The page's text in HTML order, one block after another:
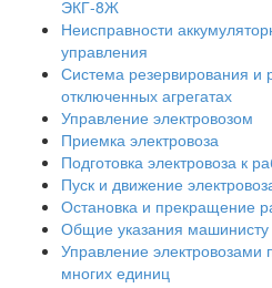
ЭКГ-8Ж
Неисправности
управления
Система резервирования и
отключенных агрегатах
Управление электровозом
Приемка электровоза
Подготовка электровоза к
Пуск и движение
Остановка и прекращение
Общие указания машинисту
Управление электровозами
многих единиц